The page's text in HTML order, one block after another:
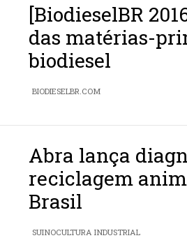
[BiodieselBR
das matérias-
biodiesel
BIODIESELBR.COM
Abra lança
reciclagem
Brasil
SUINOCULTURA INDUSTRIAL